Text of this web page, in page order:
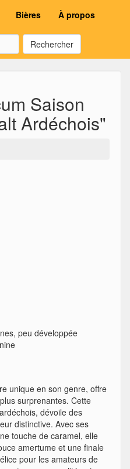
Bières À propos
Rechercher
Saison
Ardéchois"
peu développée
unique en son genre, offre
surprenantes. Cette
dévoile des
distinctive. Avec ses
touche de caramel, elle
amertume et une finale
pour les amateurs de